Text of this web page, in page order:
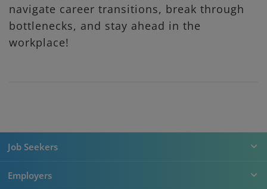
navigate career transitions, break through
bottlenecks, and stay ahead in the
workplace!
Job Seekers
Employers